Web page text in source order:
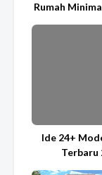
Rumah
Ide 24+
Terbaru